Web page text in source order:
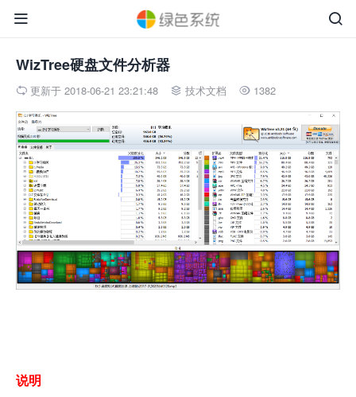


WizTree硬盘文件分析器
 更新于 2018-06-21 23:21:48  技术文档  1382
说明